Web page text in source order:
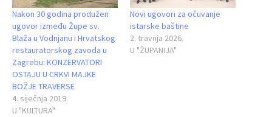
Nakon 30 godina produžen
ugovor između Župe sv.
Blaža u Vodnjanu i Hrvatskog
restauratorskog zavoda u
Zagrebu: KONZERVATORI
OSTAJU U CRKVI MAJKE
BOŽJE TRAVERSE
4. siječnja 2019.
U "KULTURA"
Novi ugovori za očuvanje
istarske baštine
2. travnja 2026.
U "ŽUPANIJA"